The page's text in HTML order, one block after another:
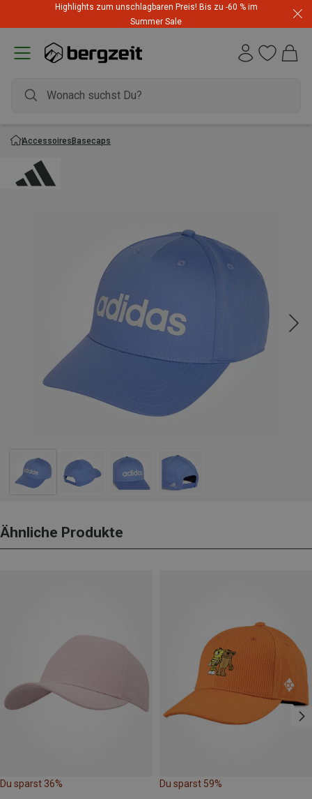
Highlights zum unschlagbaren Preis! Bis zu -60 % im
Summer Sale
AccessoiresBasecaps
Ähnliche Produkte
Du sparst 36% Du sparst 59%